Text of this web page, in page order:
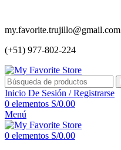
my.favorite.trujillo@gmail.com
(+51) 977-802-224
Inicio De Sesión / Registrarse
0 elementos S/0.00
Menú
0 elementos S/0.00